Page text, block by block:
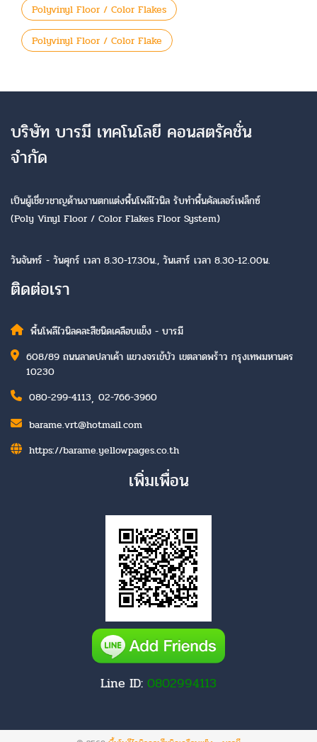
Polyvinyl Floor / Color Flakes
Polyvinyl Floor / Color Flake
บริษัท บารมี เทคโนโลยี คอนสตรัคชั่น
จำกัด
เป็นผู้เชี่ยวชาญด้านงานตกแต่งพื้นโพลีไวนิล รับทำพื้นคัลเลอร์เฟล็กซ์
(Poly Vinyl Floor / Color Flakes Floor System)
วันจันทร์ - วันศุกร์ เวลา 8.30-17.30น., วันเสาร์ เวลา 8.30-12.00น.
ติดต่อเรา
พื้นโพลีไวนิลคละสีชนิดเคลือบแข็ง - บารมี
608/89 ถนนลาดปลาเค้า แขวงจรเข้บัว เขตลาดพร้าว กรุงเทพมหานคร
10230
080-299-4113, 02-766-3960
barame.vrt@hotmail.com
https://barame.yellowpages.co.th
เพิ่มเพื่อน
Line ID: 0802994113